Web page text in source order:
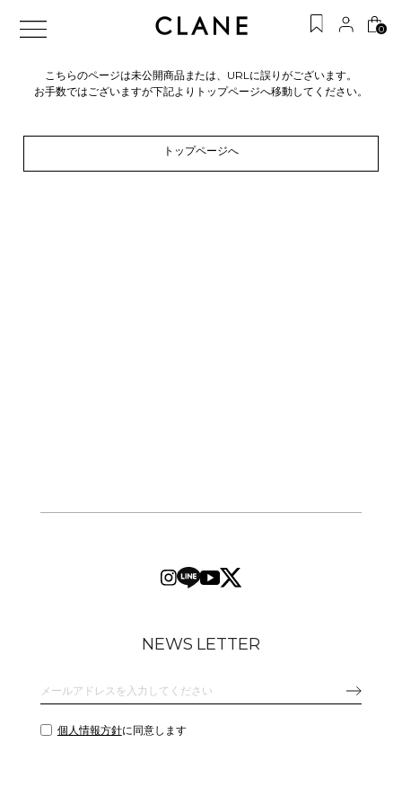
0
こちらのページは未公開商品または、URLに誤りがございます。
お手数ではございますが下記よりトップページへ移動してください。
トップページへ
NEWS LETTER
個人情報方針に同意します